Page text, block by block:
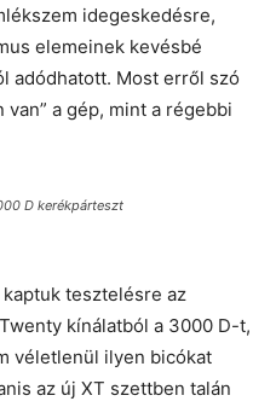
idegeskedésre,
elemeinek kevésbé
adódhatott. Most erről szó
a gép, mint a régebbi
D kerékpárteszt
tesztelésre az
kínálatból a 3000 D-t,
véletlenül ilyen bicókat
az új XT szettben talán